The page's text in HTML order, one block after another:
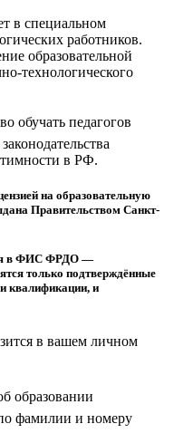
в специальном
работников.
образовательной
технологического
обучать педагогов
в РФ.
на образовательную
Правительством Санкт-
в ФИС ФРДО —
только подтверждённые
квалификации, и
в вашем личном
образовании
фамилии и номеру